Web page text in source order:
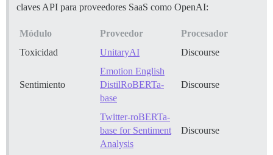
claves API para proveedores SaaS como OpenAI:
Módulo Proveedor
Procesador
Toxicidad
UnitaryAI Discourse
Sentimiento
Emotion English
DistilRoBERTa-
base
Discourse
Twitter-roBERTa-
base for Sentiment
Analysis
Discourse